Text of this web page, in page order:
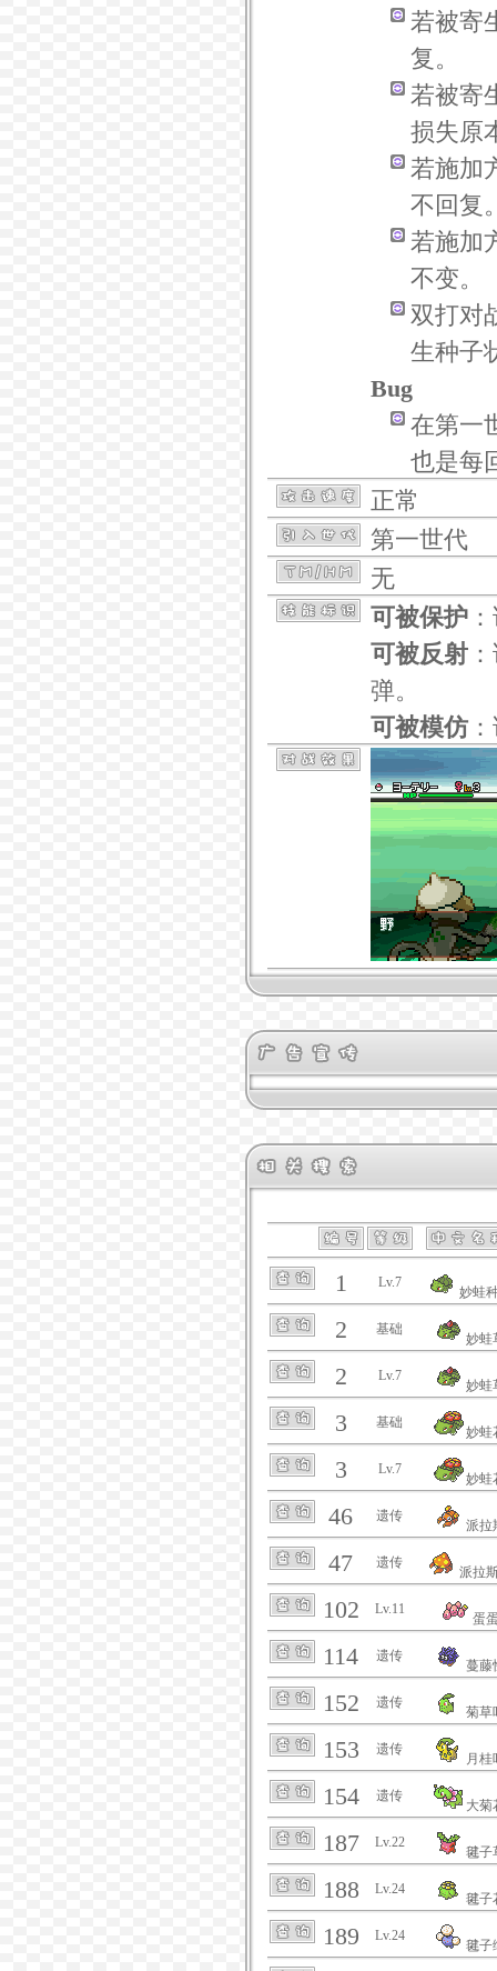
若被寄
复。
若被寄
损失原
若施加
不回复
若施加
不变。
双打对
生种子
Bug
在第一
也是每
正常
第一世代
无
可被保护
可被反射
弹。
可被模仿
1 Lv.7
妙蛙
2 基础
妙蛙
2 Lv.7
妙蛙
3 基础
妙蛙
3 Lv.7
妙蛙
46 遗传
派拉
47 遗传
派拉
102 Lv.11
蛋
114 遗传
蔓藤
152 遗传
菊草
153 遗传
月桂
154 遗传
大菊
187 Lv.22
毽子
188 Lv.24
毽子
189 Lv.24
毽子